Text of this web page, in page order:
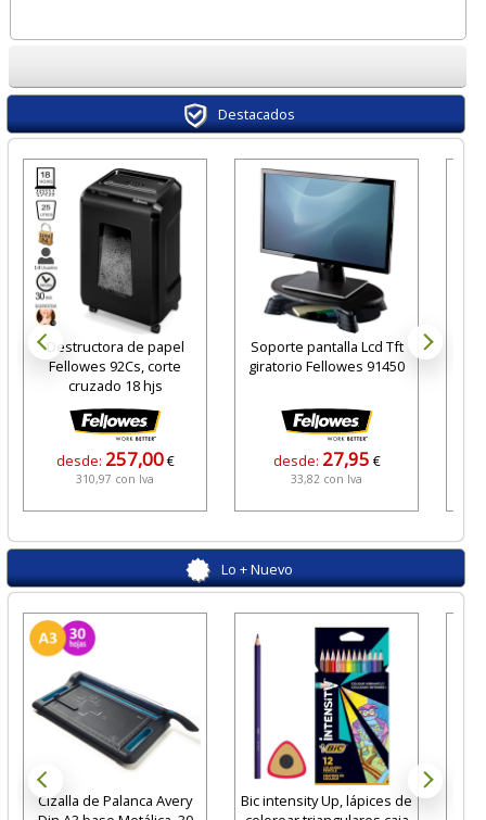
Destacados
Destructora de papel
Fellowes 92Cs, corte
cruzado 18 hjs
desde: 257,00€
310,97 con Iva
Soporte pantalla Lcd Tft
giratorio Fellowes 91450
desde: 27,95 €
33,82 con Iva
Lo + Nuevo
Cizalla de Palanca Avery
Bic intensity Up, lápices de